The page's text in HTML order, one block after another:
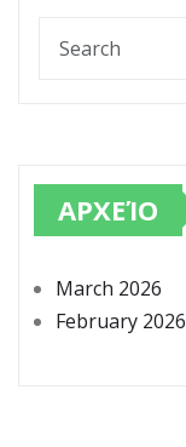
ΑΡΧΕΊΟ
March 2026
February 2026